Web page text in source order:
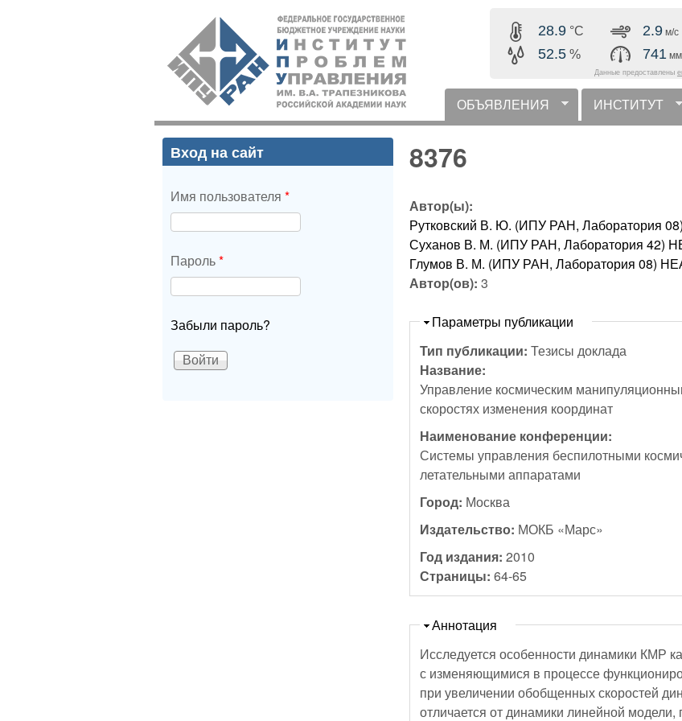
содержанию
ИПУ
РАН
28.9 °C
52.5 %
2.9 м/с
741 мм
Данные предоставлены
горизонтальное меню
ОБЪЯВЛЕНИЯ ИНСТИТУТ
8376
Автор(ы):
Рутковский В. Ю. (ИПУ РАН, Лаборатория
Суханов В. М. (ИПУ РАН, Лаборатория
Глумов В. М. (ИПУ РАН, Лаборатория 08)
Автор(ов):3
Скрыть
Параметры публикации
Тип публикации:Тезисы доклада
Название:
Управление космическим
скоростях изменения координат
Наименование конференции:
Системы управления беспилотными
летательными аппаратами
Город: Москва
Издательство: МОКБ «Марс»
Год издания:2010
Страницы:64-65
Скрыть
Аннотация
Исследуется особенности динамики КМР
с изменяющимися в процессе
при увеличении обобщенных скоростей
отличается от динамики линейной модели,
Вход на сайт
Имя пользователя *
Пароль*
Забыли пароль?